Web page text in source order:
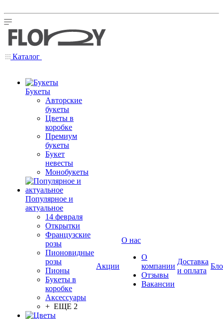
Каталог
Букеты
Авторские
букеты
Цветы в
коробке
Премиум
букеты
Букет
невесты
Монобукеты
Популярное и
актуальное
14 февраля
Открытки
Французские
розы
Пионовидные
розы
Пионы
Букеты в
коробке
Аксессуары
+ ЕЩЕ 2
Акции
О нас
О
компании
Отзывы
Вакансии
Доставка
и оплата